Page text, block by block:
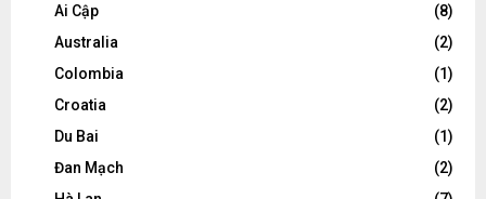
Ai Cập
(8)
Australia
(2)
Colombia
(1)
Croatia
(2)
Du Bai
(1)
Đan Mạch
(2)